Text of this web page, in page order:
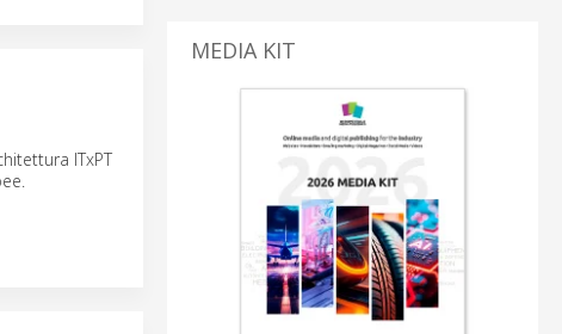
ITxPT
MEDIA KIT